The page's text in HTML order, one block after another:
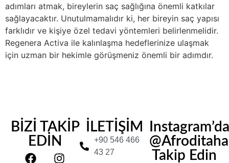
adımları atmak, bireylerin saç sağlığına önemli katkılar
sağlayacaktır. Unutulmamalıdır ki, her bireyin saç yapısı
farklıdır ve kişiye özel tedavi yöntemleri belirlenmelidir.
Regenera Activa ile kalınlaşma hedeflerinize ulaşmak
için uzman bir hekimle görüşmeniz önemli bir adımdır.
BİZİ TAKİP
EDİN
İLETİŞİM
+90 546 466
43 27
Instagram’da
Takip Edin